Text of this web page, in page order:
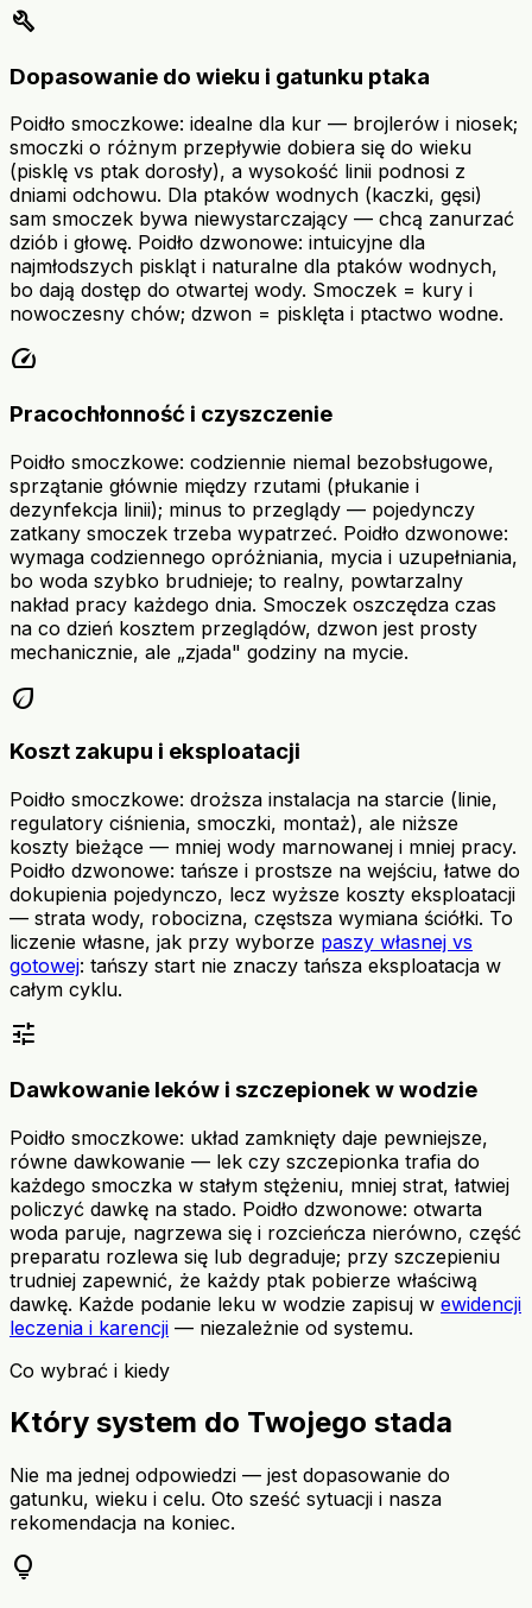
build
Dopasowanie do wieku i gatunku ptaka
Poidło smoczkowe: idealne dla kur — brojlerów i niosek;
smoczki o różnym przepływie dobiera się do wieku
(pisklę vs ptak dorosły), a wysokość linii podnosi z
dniami odchowu. Dla ptaków wodnych (kaczki, gęsi)
sam smoczek bywa niewystarczający — chcą zanurzać
dziób i głowę. Poidło dzwonowe: intuicyjne dla
najmłodszych piskląt i naturalne dla ptaków wodnych,
bo dają dostęp do otwartej wody. Smoczek = kury i
nowoczesny chów; dzwon = pisklęta i ptactwo wodne.
speed
Pracochłonność i czyszczenie
Poidło smoczkowe: codziennie niemal bezobsługowe,
sprzątanie głównie między rzutami (płukanie i
dezynfekcja linii); minus to przeglądy — pojedynczy
zatkany smoczek trzeba wypatrzeć. Poidło dzwonowe:
wymaga codziennego opróżniania, mycia i uzupełniania,
bo woda szybko brudnieje; to realny, powtarzalny
nakład pracy każdego dnia. Smoczek oszczędza czas
na co dzień kosztem przeglądów, dzwon jest prosty
mechanicznie, ale „zjada" godziny na mycie.
eco
Koszt zakupu i eksploatacji
Poidło smoczkowe: droższa instalacja na starcie (linie,
regulatory ciśnienia, smoczki, montaż), ale niższe
koszty bieżące — mniej wody marnowanej i mniej pracy.
Poidło dzwonowe: tańsze i prostsze na wejściu, łatwe do
dokupienia pojedynczo, lecz wyższe koszty eksploatacji
— strata wody, robocizna, częstsza wymiana ściółki. To
liczenie własne, jak przy wyborze paszy własnej vs
gotowej: tańszy start nie znaczy tańsza eksploatacja w
całym cyklu.
tune
Dawkowanie leków i szczepionek w wodzie
Poidło smoczkowe: układ zamknięty daje pewniejsze,
równe dawkowanie — lek czy szczepionka trafia do
każdego smoczka w stałym stężeniu, mniej strat, łatwiej
policzyć dawkę na stado. Poidło dzwonowe: otwarta
woda paruje, nagrzewa się i rozcieńcza nierówno, część
preparatu rozlewa się lub degraduje; przy szczepieniu
trudniej zapewnić, że każdy ptak pobierze właściwą
dawkę. Każde podanie leku w wodzie zapisuj w ewidencji
leczenia i karencji — niezależnie od systemu.
Co wybrać i kiedy
Który system do Twojego stada
Nie ma jednej odpowiedzi — jest dopasowanie do
gatunku, wieku i celu. Oto sześć sytuacji i nasza
rekomendacja na koniec.
lightbulb